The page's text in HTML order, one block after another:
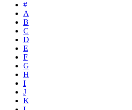
#
A
B
C
D
E
F
G
H
I
J
K